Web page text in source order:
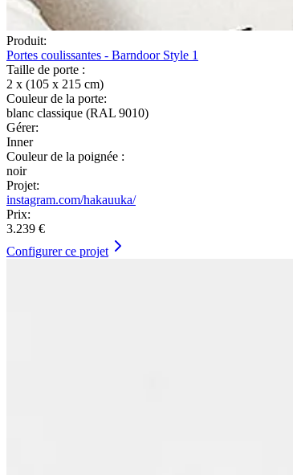
Produit:
Portes coulissantes - Barndoor Style 1
Taille de porte :
2 x (105 x 215 cm)
Couleur de la porte:
blanc classique (RAL 9010)
Gérer:
Inner
Couleur de la poignée :
noir
Projet:
instagram.com/hakauuka/
Prix:
3.239 €
Configurer ce projet